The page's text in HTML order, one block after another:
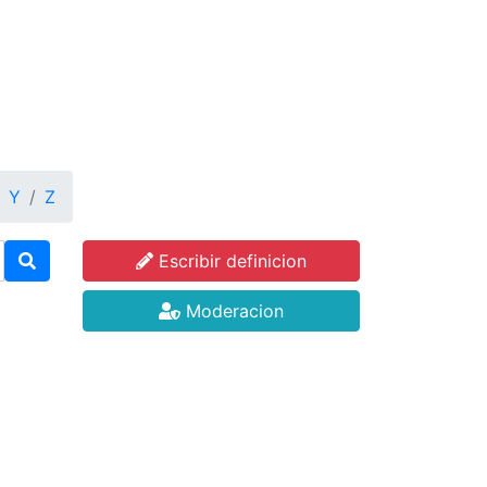
Y Z
Escribir definicion
Moderacion